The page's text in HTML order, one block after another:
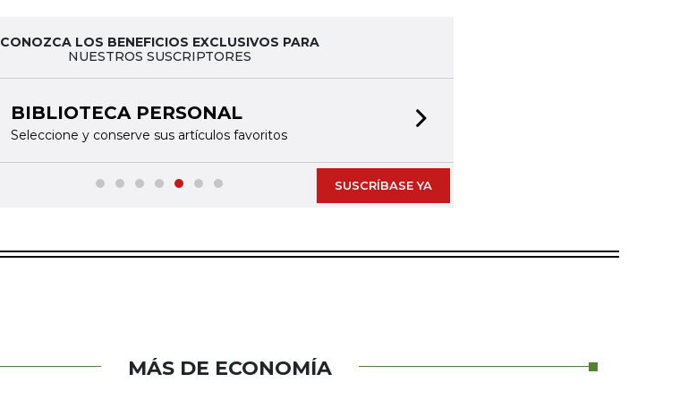
CONOZCA LOS BENEFICIOS EXCLUSIVOS PARA
NUESTROS SUSCRIPTORES
BIBLIOTECA PERSONAL
Seleccione y conserve sus artículos favoritos
SUSCRÍBASE YA
MÁS DE ECONOMÍA